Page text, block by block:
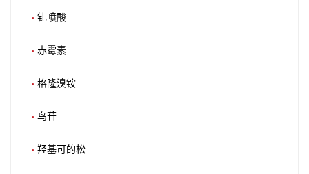
· 钆喷酸
· 赤霉素
· 格隆溴铵
· 鸟苷
· 羟基可的松